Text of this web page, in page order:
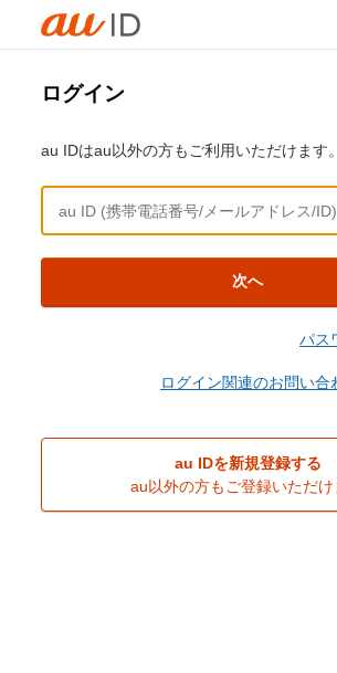
ログイン
au IDはau以外の方もご利用いただけます。
次へ
パス
ログイン関連のお問い合
au IDを新規登録する
au以外の方もご登録いただけ